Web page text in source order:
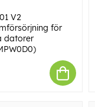
V2
för
datorer